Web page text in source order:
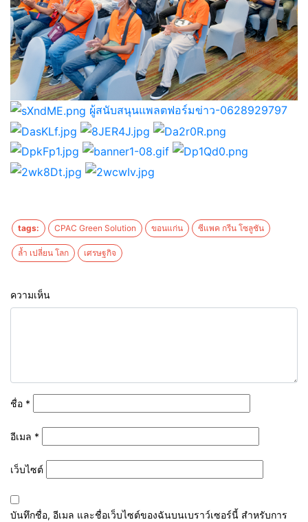
ผู้สนับสนุนแพลตฟอร์มข่าว-0628929797
tags: CPAC Green Solution ขอนแก่น ซีแพค กรีน โซลูชัน
ล้ำ เปลี่ยน โลก เศรษฐกิจ
ความเห็น
ชื่อ *
อีเมล *
เว็บไซต์
บันทึกชื่อ, อีเมล และชื่อเว็บไซต์ของฉันบนเบราว์เซอร์นี้ สำหรับการ